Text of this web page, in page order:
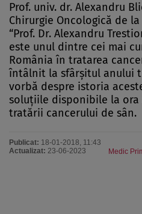
Prof. univ. dr. Alexandru
Chirurgie Oncologică de
“Prof. Dr. Alexandru
este unul dintre cei mai
România în tratarea
întâlnit la sfârşitul anului
vorbă despre istoria
soluţiile disponibile la ora
tratării cancerului de sân.
Publicat: 18-01-2018, 11:43
Actualizat: 23-06-2023
Medic